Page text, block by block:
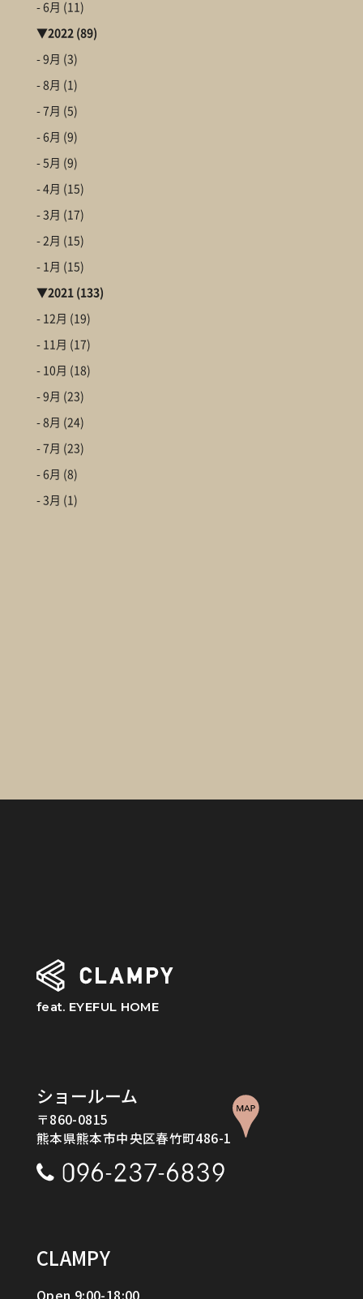
- 6月 (11)
▼2022 (89)
- 9月 (3)
- 8月 (1)
- 7月 (5)
- 6月 (9)
- 5月 (9)
- 4月 (15)
- 3月 (17)
- 2月 (15)
- 1月 (15)
▼2021 (133)
- 12月 (19)
- 11月 (17)
- 10月 (18)
- 9月 (23)
- 8月 (24)
- 7月 (23)
- 6月 (8)
- 3月 (1)
feat. EYEFUL HOME
ショールーム
〒860-0815
熊本県熊本市中央区春竹町486-1
CLAMPY
Open 9:00-18:00